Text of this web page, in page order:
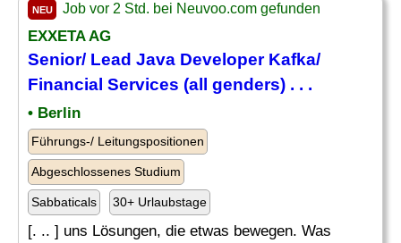
NEU Job vor 2 Std. bei Neuvoo.com gefunden
EXXETA AG
Senior/ Lead Java DeveloperKafka/
Financial Services (all genders) . . .
• Berlin
Führungs-/ Leitungspositionen
Abgeschlossenes Studium
Sabbaticals 30+ Urlaubstage
[. .. ] uns Lösungen, die etwas bewegen. Was